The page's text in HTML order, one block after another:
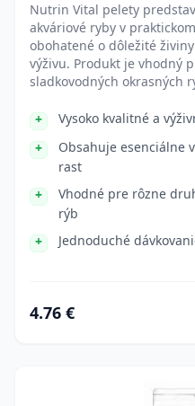
Nutrin Vital pelety
akváriové ryby v
obohatené o dôležité
výživu. Produkt je vhodný
sladkovodných okrasných
Vysoko kvalitné a
Obsahuje esenciálne
rast
Vhodné pre rôzne
rýb
Jednoduché
4.76 €